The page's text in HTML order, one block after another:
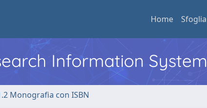
Home Sfoglia
Information System
Monografia con ISBN